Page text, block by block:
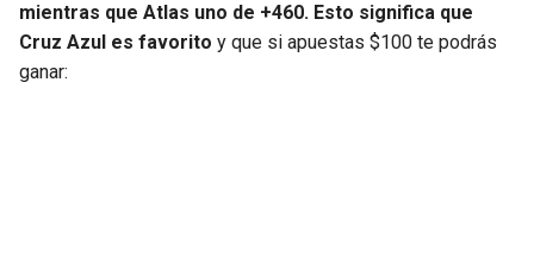
mientras que Atlas uno de +460. Esto significa que
Cruz Azul es favorito y que si apuestas $100 te podrás
ganar: